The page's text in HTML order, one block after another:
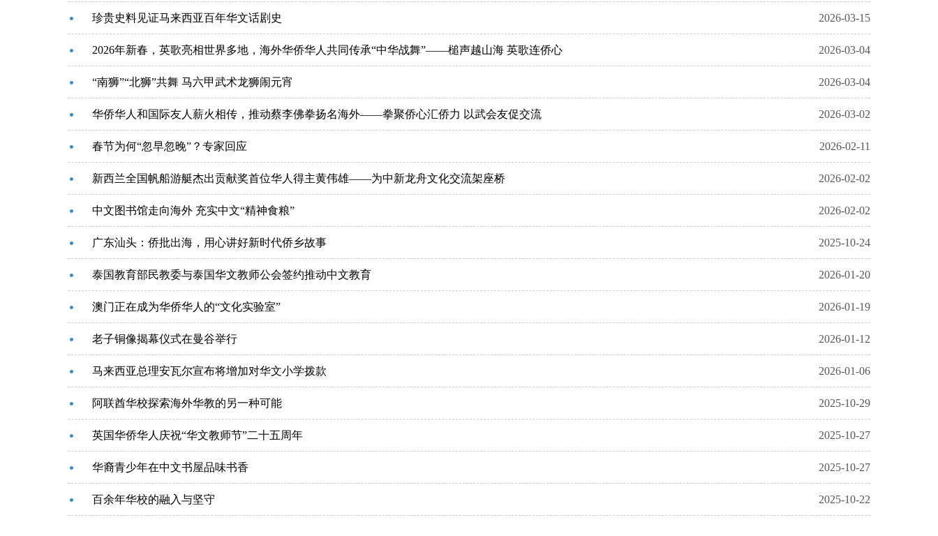
珍贵史料见证马来西亚百年华文话剧史 2026-03-15
2026年新春，英歌亮相世界多地，海外华侨华人共同传承“中华战舞”——槌声越山海 英歌连侨心 2026-03-04
“南狮”“北狮”共舞 马六甲武术龙狮闹元宵 2026-03-04
华侨华人和国际友人薪火相传，推动蔡李佛拳扬名海外——拳聚侨心汇侨力 以武会友促交流 2026-03-02
春节为何“忽早忽晚”？专家回应 2026-02-11
新西兰全国帆船游艇杰出贡献奖首位华人得主黄伟雄——为中新龙舟文化交流架座桥 2026-02-02
中文图书馆走向海外 充实中文“精神食粮” 2026-02-02
广东汕头：侨批出海，用心讲好新时代侨乡故事 2025-10-24
泰国教育部民教委与泰国华文教师公会签约推动中文教育 2026-01-20
澳门正在成为华侨华人的“文化实验室” 2026-01-19
老子铜像揭幕仪式在曼谷举行 2026-01-12
马来西亚总理安瓦尔宣布将增加对华文小学拨款 2026-01-06
阿联酋华校探索海外华教的另一种可能 2025-10-29
英国华侨华人庆祝“华文教师节”二十五周年 2025-10-27
华裔青少年在中文书屋品味书香 2025-10-27
百余年华校的融入与坚守 2025-10-22